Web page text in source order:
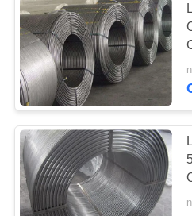
VISITE
D'USINE
CONTRÔLE
DE
QUALITÉ
Alliage de
Inoculation